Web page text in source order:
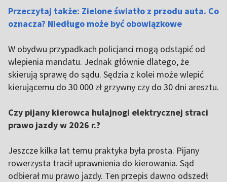
Przeczytaj także: Zielone światło z przodu auta. Co
oznacza? Niedługo może być obowiązkowe
W obydwu przypadkach policjanci mogą odstąpić od
wlepienia mandatu. Jednak głównie dlatego, że
skierują sprawę do sądu. Sędzia z kolei może wlepić
kierującemu do 30 000 zł grzywny czy do 30 dni aresztu.
Czy pijany kierowca hulajnogi elektrycznej straci
prawo jazdy w 2026 r.?
Jeszcze kilka lat temu praktyka była prosta. Pijany
rowerzysta tracił uprawnienia do kierowania. Sąd
odbierał mu prawo jazdy. Ten przepis dawno odszedł